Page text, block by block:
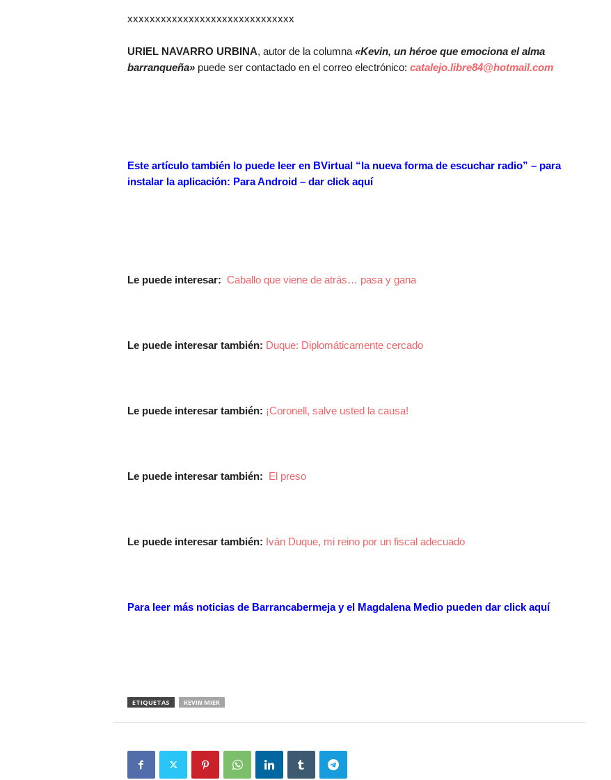
xxxxxxxxxxxxxxxxxxxxxxxxxxxxxx
URIEL NAVARRO URBINA, autor de la columna «Kevin, un héroe que emociona el alma
barranqueña» puede ser contactado en el correo electrónico: catalejo.libre84@hotmail.com
Este artículo también lo puede leer en BVirtual “la nueva forma de escuchar radio” – para
instalar la aplicación: Para Android – dar click aquí
Le puede interesar: Caballo que viene de atrás… pasa y gana
Le puede interesar también: Duque: Diplomáticamente cercado
Le puede interesar también: ¡Coronell, salve usted la causa!
Le puede interesar también: El preso
Le puede interesar también: Iván Duque, mi reino por un fiscal adecuado
Para leer más noticias de Barrancabermeja y el Magdalena Medio pueden dar click aquí
ETIQUETAS KEVIN MIER